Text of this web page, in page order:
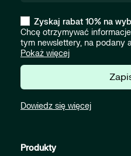
Zyskaj rabat 10% na
Chcę otrzymywać
tym newslettery, na podany
Pokaż więcej
Dowiedz się więcej
Produkty